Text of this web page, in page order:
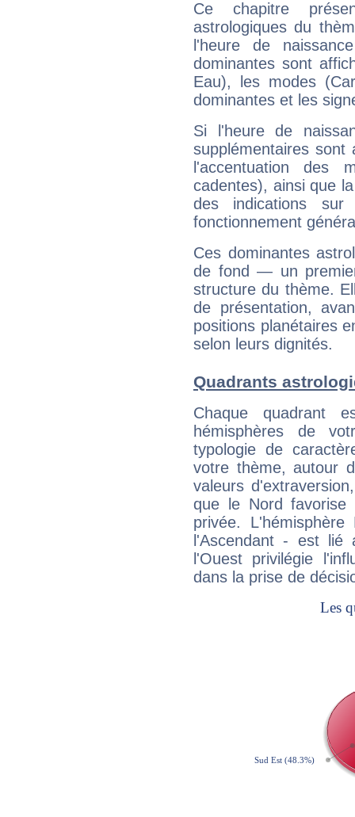
Ce chapitre
astrologiques du
l'heure de
dominantes sont
Eau), les modes
dominantes et les
Si l'heure de
supplémentaires sont
l'accentuation des
cadentes), ainsi que
des indications sur
fonctionnement
Ces dominantes
de fond — un
structure du thème.
de présentation,
positions planétaires
selon leurs dignités.
Quadrants
Chaque quadrant
hémisphères de
typologie de
votre thème, autour
valeurs
que le Nord favorise
privée.
l'Ascendant - est
l'Ouest privilégie
dans la prise de